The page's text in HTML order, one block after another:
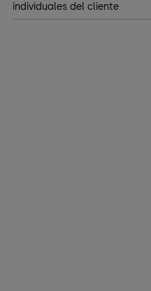
individuales del cliente